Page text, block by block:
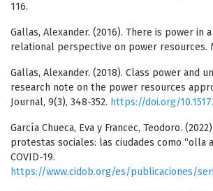
116.
Gallas, Alexander. (2016). There is power in
relational perspective on power resources.
Gallas, Alexander. (2018). Class power and
research note on the power resources
Journal, 9(3), 348-352. https://doi.org/
García Chueca, Eva y Francec, Teodoro.
protestas sociales: las ciudades como “olla
COVID-19.
https://www.cidob.org/es/publicaciones/serie_de_publicacion/notes_internacionals_cidob/266/